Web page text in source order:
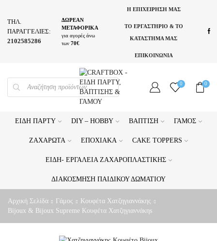
ΤΗΛ.
ΠΑΡΑΓΓΕΛΙΕΣ:
2102585286
ΔΩΡΕΑΝ
ΜΕΤΑΦΟΡΙΚΑ
για αγορές άνω
των 70€
Η ΕΠΙΧΕΙΡΗΣΗ ΜΑΣ
ΤΟ ΕΡΓΑΣΤΗΡΙΟ & ΤΟ
ΚΑΤΑΣΤΗΜΑ ΜΑΣ
ΕΠΙΚΟΙΝΩΝΙΑ
PRODUCTS
SEARCH
0 0
ΕΊΔΗ ΠΆΡΤΥ DIY – HOBBY ΒΆΠΤΙΣΗ ΓΆΜΟΣ
ΖΑΧΑΡΩΤΆ ΕΠΟΧΙΑΚΆ CAKE TOPPERS
ΕΊΔΗ- ΕΡΓΑΛΕΊΑ ΖΑΧΑΡΟΠΛΑΣΤΙΚΉΣ
ΔΙΑΚΌΣΜΗΣΗ ΠΑΙΔΙΚΟΎ ΔΩΜΑΤΊΟΥ
Αρχική Σελίδα Γάμος
Κουφέτα Χατζηγιαννάκης
Bijoux & Bijoux Supreme Κουφέτα Χατζηγιαννάκηs